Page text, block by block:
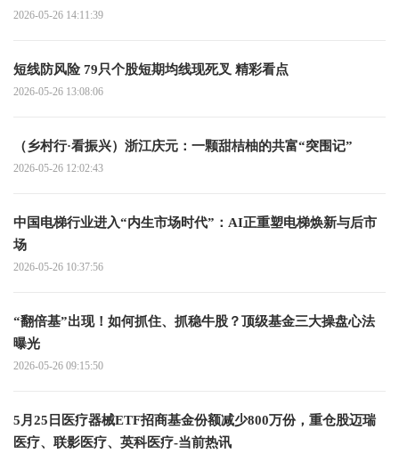
2026-05-26 14:11:39
短线防风险 79只个股短期均线现死叉 精彩看点
2026-05-26 13:08:06
（乡村行·看振兴）浙江庆元：一颗甜桔柚的共富“突围记”
2026-05-26 12:02:43
中国电梯行业进入“内生市场时代”：AI正重塑电梯焕新与后市
场
2026-05-26 10:37:56
“翻倍基”出现！如何抓住、抓稳牛股？顶级基金三大操盘心法
曝光
2026-05-26 09:15:50
5月25日医疗器械ETF招商基金份额减少800万份，重仓股迈瑞
医疗、联影医疗、英科医疗-当前热讯